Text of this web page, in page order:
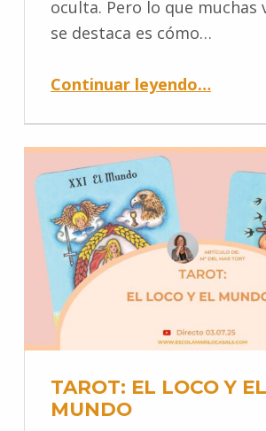
oculta. Pero lo que muchas
se destaca es cómo…
Continuar leyendo…
TAROT: EL LOCO Y EL
MUNDO